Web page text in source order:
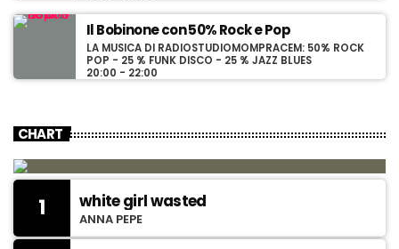
Il Bobinone con 50% Rock e Pop
LA MUSICA DI RADIOSTUDIOMOMPRACEM: 50% ROCK
POP - 25 % FUNK DISCO - 25 % JAZZ BLUES
20:00 - 22:00
CHART
1 white girl wasted
ANNA PEPE